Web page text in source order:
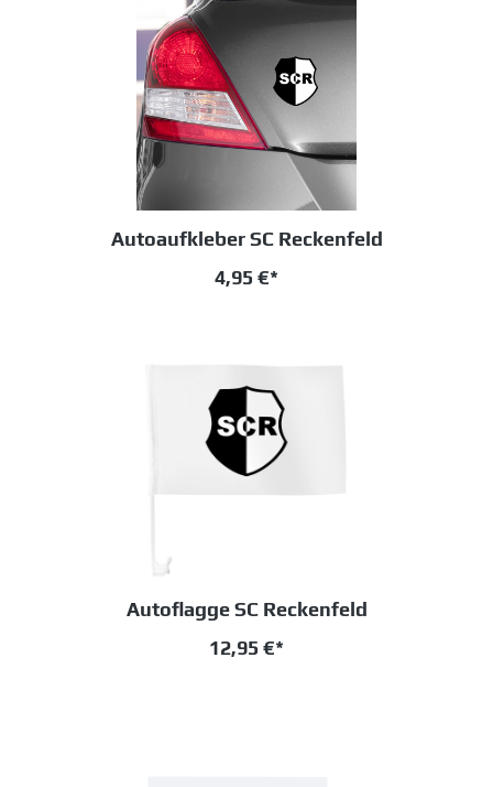
Autoaufkleber SC Reckenfeld
4,95 €*
Autoflagge SC Reckenfeld
12,95 €*